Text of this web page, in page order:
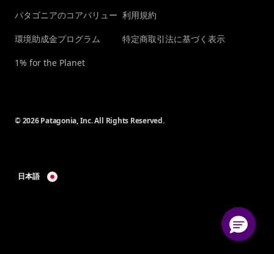
パタゴニアのコアバリュー
環境助成金プログラム
1% for the Planet
利用規約
特定商取引法に基づく表示
© 2026 Patagonia, Inc. All Rights Reserved.
日本語